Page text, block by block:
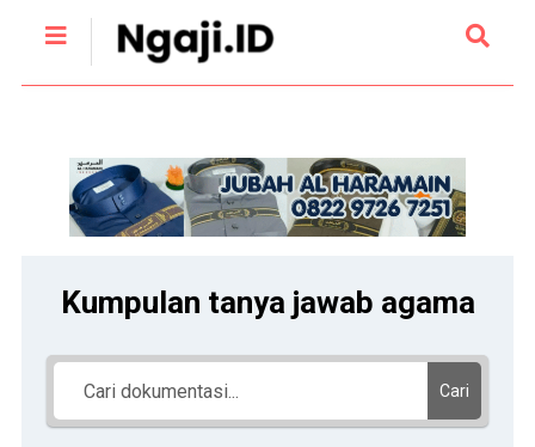
Kumpulan tanya jawab agama
Cari